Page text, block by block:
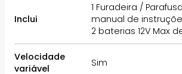
Inclui
1 Furadeira /
manual de
2 baterias 12V Max
Velocidade
variável
Sim